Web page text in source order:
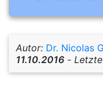
Autor: Dr. Nicolas
11.10.2016 -